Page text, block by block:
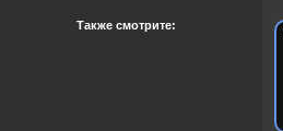
Также смотрите: